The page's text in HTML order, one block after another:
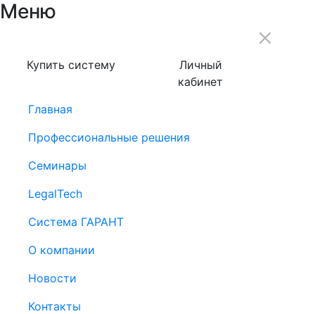
Меню
Купить систему
Личный
кабинет
Главная
Профессиональные решения
Семинары
LegalTech
Система ГАРАНТ
О компании
Новости
Контакты